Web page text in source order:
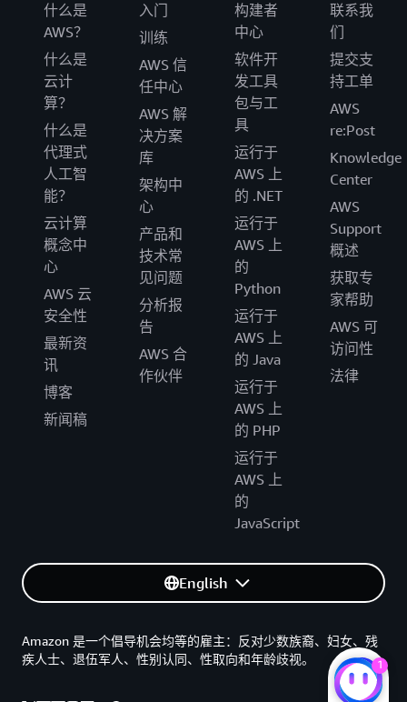
什么是
AWS？
什么是
云计
算？
什么是
代理式
人工智
能？
云计算
概念中
心
AWS 云
安全性
最新资
讯
博客
新闻稿
入门
训练
AWS 信
任中心
AWS 解
决方案
库
架构中
心
产品和
技术常
见问题
分析报
告
AWS 合
作伙伴
构建者
中心
软件开
发工具
包与工
具
运行于
AWS 上
的 .NET
运行于
AWS 上
的
Python
运行于
AWS 上
的 Java
运行于
AWS 上
的 PHP
运行于
AWS 上
的
JavaScript
联系我
们
提交支
持工单
AWS
re:Post
Knowledge
Center
AWS
Support
概述
获取专
家帮助
AWS 可
访问性
法律
English
Amazon 是一个倡导机会均等的雇主：反对少数族裔、妇女、残
疾人士、退伍军人、性别认同、性取向和年龄歧视。
1